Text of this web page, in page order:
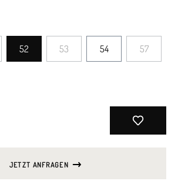
52 53 54 57
JETZT ANFRAGEN